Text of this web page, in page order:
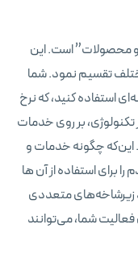
محصولات” است. این
تقسیم نمود. شما
استفاده کنید، که نرخ
تکنولوژی، بر روی خدمات
چگونه خدمات و
برای استفاده از آن‌ ها
زیرشاخه‌های متعددی
شما، می‌توانند